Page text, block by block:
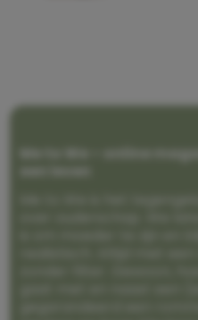
Me to We – online